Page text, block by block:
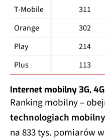
T-Mobile
311
Orange
302
Play
214
Plus
113
Internet mobilny 3G, 4G
Ranking mobilny –
technologiach
na 833 tys. pomiarów